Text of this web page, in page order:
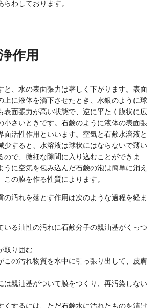
わしております。
作用
、水の表面張力は著しく下がります。表面
上に液体を滴下させたとき、水銀のように球
表面張力が高い状態で、逆に平たく膜状に広
小さいときです。石鹸のように液体の表面張
面活性作用といいます。空気と石鹸水溶液と
少すると、水溶液は球状にはならないで薄い
ので、微細な隙間に入り込むことができま
うに空気を包み込んだ石鹸の泡は簡単に消え
この膜を作る性質によります。
汚れを落とす作用は次のような過程を経ま
いる油性の汚れに石鹸分子の親油基がくっつ
取り囲む
この汚れ物質を水中に引っ張り出して、皮膚
は親油基がついて膜をつくり、再汚染しない
するには、ただ石鹸水に汚れたものを漬け